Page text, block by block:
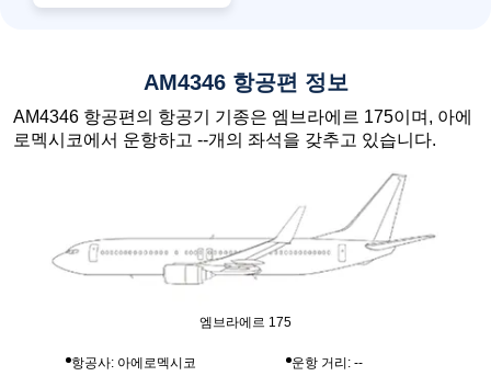
AM4346 항공편 정보
AM4346 항공편의 항공기 기종은 엠브라에르 175이며, 아에
로멕시코에서 운항하고 --개의 좌석을 갖추고 있습니다.
엠브라에르 175
항공사: 아에로멕시코
운항 거리: --